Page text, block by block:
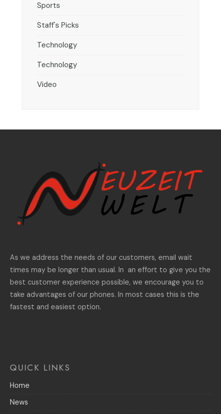
Sports
Staff's Picks
Technology
Technology
Video
As we address the needs of our customers, email wait
times may be longer than usual. In an effort to give you the
best customer experience possible, we encourage you to
take advantages of our phones. In most cases this is the
fastest and easiest option.
QUICK LINKS
Home
News